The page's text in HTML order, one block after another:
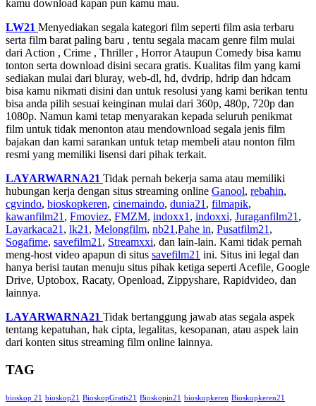
kamu download kapan pun kamu mau.
LW21 Menyediakan segala kategori film seperti film asia terbaru
serta film barat paling baru , tentu segala macam genre film mulai
dari Action , Crime , Thriller , Horror Ataupun Comedy bisa kamu
tonton serta download disini secara gratis. Kualitas film yang kami
sediakan mulai dari bluray, web-dl, hd, dvdrip, hdrip dan hdcam
bisa kamu nikmati disini dan untuk resolusi yang kami berikan tentu
bisa anda pilih sesuai keinginan mulai dari 360p, 480p, 720p dan
1080p. Namun kami tetap menyarakan kepada seluruh penikmat
film untuk tidak menonton atau mendownload segala jenis film
bajakan dan kami sarankan untuk tetap membeli atau nonton film
resmi yang memiliki lisensi dari pihak terkait.
LAYARWARNA21 Tidak pernah bekerja sama atau memiliki
hubungan kerja dengan situs streaming online Ganool, rebahin,
cgvindo, bioskopkeren, cinemaindo, dunia21 , filmapik,
kawanfilm21 , Fmoviez, FMZM, indoxx1 , indoxxi, Juraganfilm21 ,
Layarkaca21 , lk21 , Melongfilm, nb21 ,Pahe in, Pusatfilm21 ,
Sogafime, savefilm21 , Streamxxi, dan lain-lain. Kami tidak pernah
meng-host video apapun di situs savefilm21 ini. Situs ini legal dan
hanya berisi tautan menuju situs pihak ketiga seperti Acefile, Google
Drive, Uptobox, Racaty, Openload, Zippyshare, Rapidvideo, dan
lainnya.
LAYARWARNA21 Tidak bertanggung jawab atas segala aspek
tentang kepatuhan, hak cipta, legalitas, kesopanan, atau aspek lain
dari konten situs streaming film online lainnya.
TAG
bioskop 21 bioskop21 BioskopGratis21 Bioskopin21 bioskopkeren Bioskopkeren21